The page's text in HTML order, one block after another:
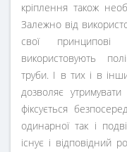
кріплення також
Залежно від
свої принципові
використовують
труби. І в тих і в
дозволяє
фіксується
одинарної так і
існує і відповідний